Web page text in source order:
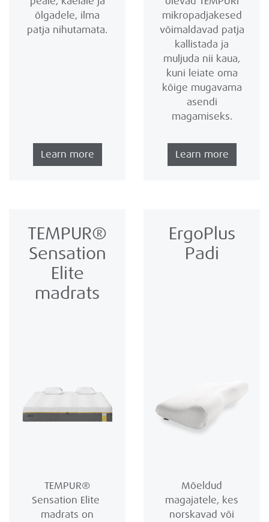
õlgadele, ilma
patja nihutamata.
Learn more
mikropadjakesed
võimaldavad patja
kallistada ja
muljuda nii kaua,
kuni leiate oma
kõige mugavama
asendi
magamiseks.
Learn more
TEMPUR®
Sensation
Elite
madrats
TEMPUR®
Sensation Elite
madrats on
ErgoPlus
Padi
Mõeldud
magajatele, kes
norskavad või